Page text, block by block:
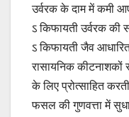
उर्वरक के दाम में कमी
ऽ किफायती उर्वरक की
ऽ किफायती जैव आधारित
रासायनिक
के लिए प्रोत्साहित
फसल की गुणवत्ता में